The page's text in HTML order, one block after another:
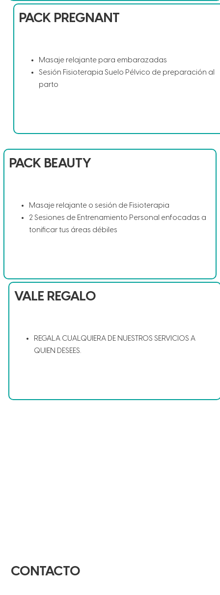
PACK PREGNANT
Masaje relajante para embarazadas
Sesión Fisioterapia Suelo Pélvico de preparación al
parto
PACK BEAUTY
Masaje relajante o sesión de Fisioterapia
2 Sesiones de Entrenamiento Personal enfocadas a
tonificar tus áreas débiles
VALE REGALO
REGALA CUALQUIERA DE NUESTROS SERVICIOS A
QUIEN DESEES.
CONTACTO